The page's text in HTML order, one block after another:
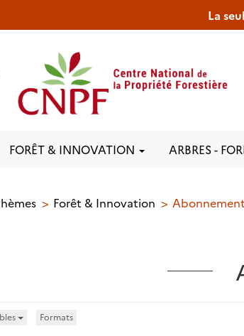
La
FORÊT & INNOVATION ARBRES -
Forêt & Innovation Abonnement
Formats